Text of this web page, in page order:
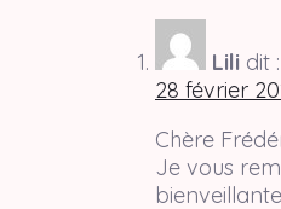
Lili dit :
28 février
Chère
Je vous